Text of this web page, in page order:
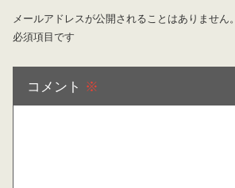
メールアドレスが公開されることはありません。
必須項目です
コメント ※